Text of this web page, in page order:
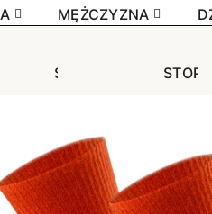
STOPKI
Niewidoczne
Wzorowane
Bezuciskowe
MĘŻCZYZNA
STOPKI